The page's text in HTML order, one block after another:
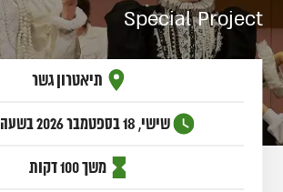
Special Project
תיאטרון גשר
שישי, 18 בספטמבר 2026 בשעה 20:00
משך 100 דקות